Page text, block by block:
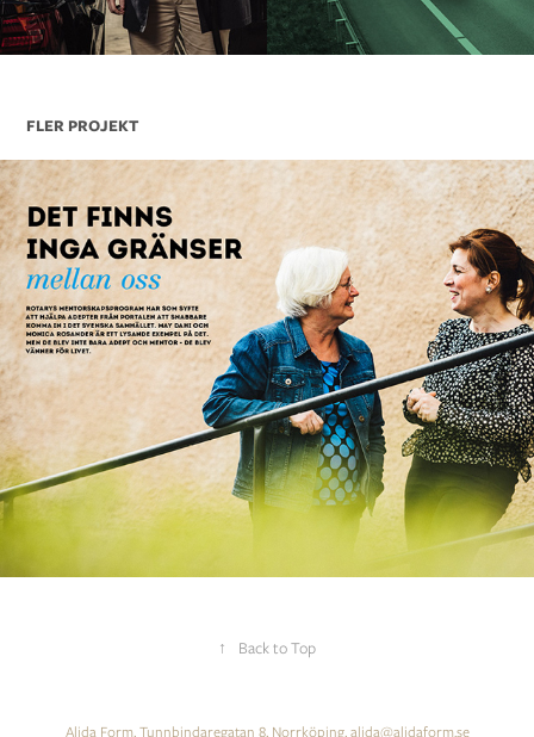
FLER PROJEKT
Portalen
↑ Back to Top
Alida Form, Tunnbindaregatan 8, Norrköping, alida@alidaform.se